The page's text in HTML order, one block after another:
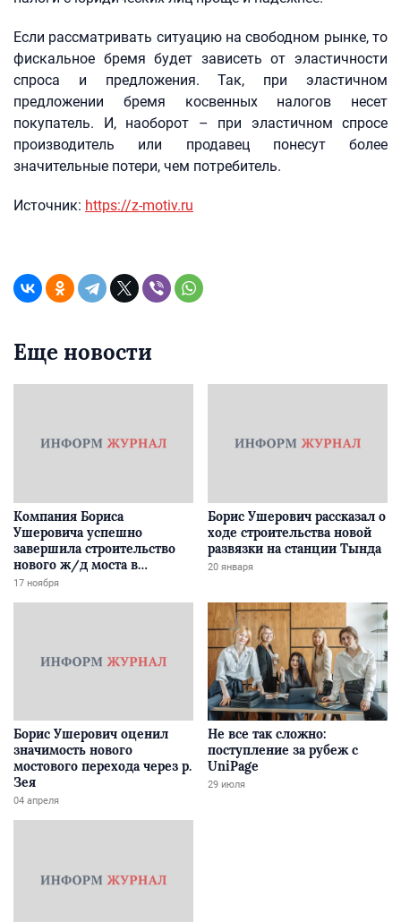
Если рассматривать ситуацию на свободном рынке, то
фискальное бремя будет зависеть от эластичности
спроса и предложения. Так, при эластичном
предложении бремя косвенных налогов несет
покупатель. И, наоборот – при эластичном спросе
производитель или продавец понесут более
значительные потери, чем потребитель.
Источник: https://z-motiv.ru
Еще новости
Компания Бориса
Ушеровича успешно
завершила строительство
нового ж/д моста в
Забайкалье
17 ноября
Борис Ушерович рассказал о
ходе строительства новой
развязки на станции Тында
20 января
Борис Ушерович оценил
значимость нового
мостового перехода через р.
Зея
04 апреля
Не все так сложно:
поступление за рубеж с
UniPage
29 июля